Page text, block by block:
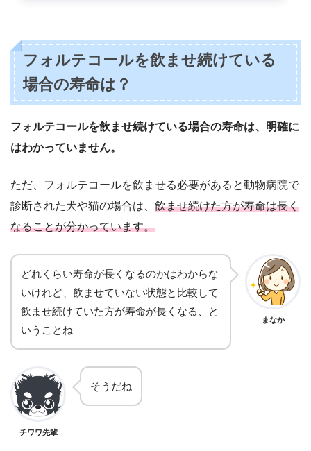
フォルテコールを飲ませ続けている
場合の寿命は？
フォルテコールを飲ませ続けている場合の寿命は、明確に
はわかっていません。
ただ、フォルテコールを飲ませる必要があると動物病院で
診断された犬や猫の場合は、 飲ませ続けた方が寿命は長く
なることが分かっています。
どれくらい寿命が長くなるのかはわからな
いけれど、飲ませていない状態と比較して
飲ませ続けていた方が寿命が長くなる、と
いうことね
まなか
チワワ先輩
そうだね